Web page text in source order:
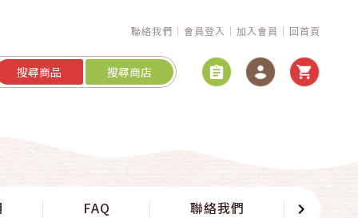
聯絡我們 會員登入 加入會員 回首頁
搜尋商品 搜尋商店
FAQ 聯絡我們